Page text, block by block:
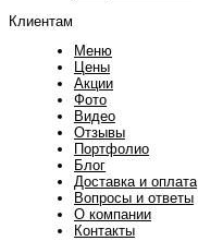
Клиентам
Меню
Цены
Акции
Фото
Видео
Отзывы
Портфолио
Блог
Доставка и оплата
Вопросы и ответы
О компании
Контакты